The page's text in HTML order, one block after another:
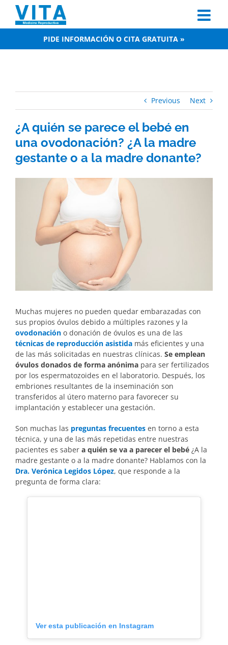
content
PIDE INFORMACIÓN O CITA GRATUITA »
Previous Next
¿A quién se parece el bebé en
una ovodonación? ¿A la madre
gestante o a la madre donante?
Muchas mujeres no pueden quedar embarazadas con
sus propios óvulos debido a múltiples razones y la
ovodonación o donación de óvulos es una de las
técnicas de reproducción asistida más eficientes y una
de las más solicitadas en nuestras clínicas. Se emplean
óvulos donados de forma anónima para ser fertilizados
por los espermatozoides en el laboratorio. Después, los
embriones resultantes de la inseminación son
transferidos al útero materno para favorecer su
implantación y establecer una gestación.
Son muchas las preguntas frecuentes en torno a esta
técnica, y una de las más repetidas entre nuestras
pacientes es saber a quién se va a parecer el bebé ¿A la
madre gestante o a la madre donante? Hablamos con la
Dra. Verónica Legidos López, que responde a la
pregunta de forma clara:
Ver esta publicación en Instagram